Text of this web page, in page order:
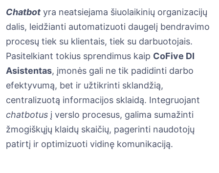
Chatbot yra neatsiejama šiuolaikinių organizacijų
dalis, leidžianti automatizuoti daugelį bendravimo
procesų tiek su klientais, tiek su darbuotojais.
Pasitelkiant tokius sprendimus kaip CoFive DI
Asistentas, įmonės gali ne tik padidinti darbo
efektyvumą, bet ir užtikrinti sklandžią,
centralizuotą informacijos sklaidą. Integruojant
chatbotus į verslo procesus, galima sumažinti
žmogiškųjų klaidų skaičių, pagerinti naudotojų
patirtį ir optimizuoti vidinę komunikaciją.